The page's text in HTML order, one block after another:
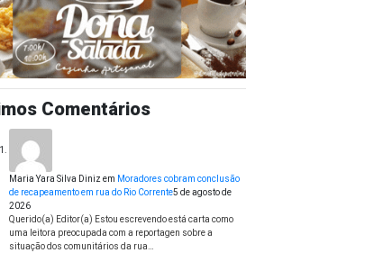
Comentários
Maria Yara Silva Dinizem Moradores cobram conclusão
de recapeamento em rua do Rio Corrente5 de agosto de
2026
Querido(a) Editor(a) Estou escrevendo está carta como
uma leitora preocupada com a reportagen sobre a
situação dos comunitários da rua…